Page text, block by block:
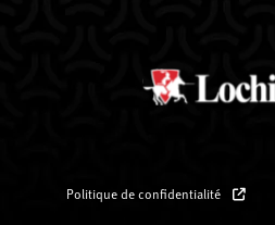
Politique de confidentialité